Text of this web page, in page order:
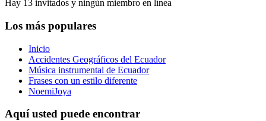
Hay 13 invitados y ningún miembro en línea
Los más populares
Inicio
Accidentes Geográficos del Ecuador
Música instrumental de Ecuador
Frases con un estilo diferente
NoemiJoya
Aquí usted puede encontrar